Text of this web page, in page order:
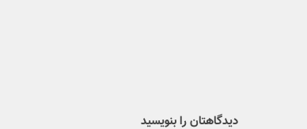
دیدگاهتان را بنویسید